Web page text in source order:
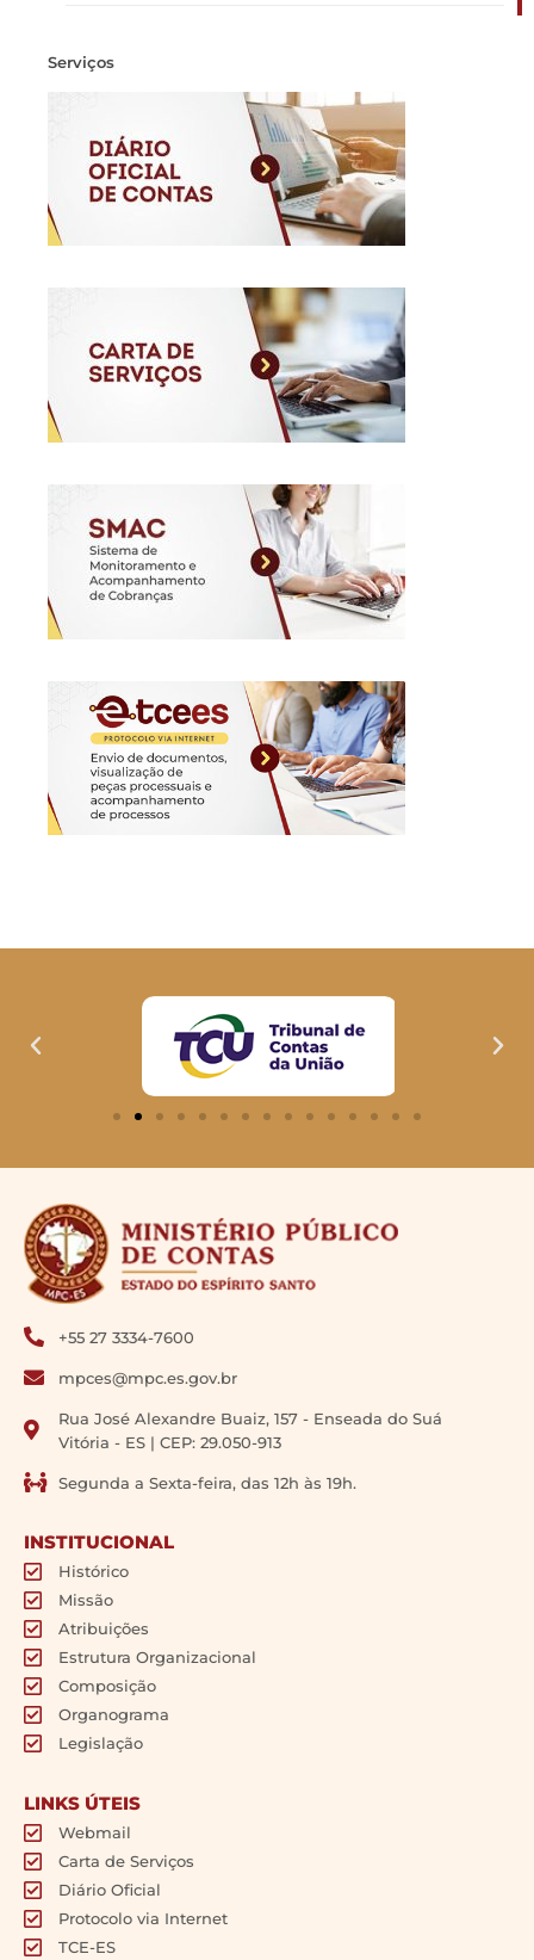
Serviços
+55 27 3334-7600
mpces@mpc.es.gov.br
Rua José Alexandre Buaiz, 157 - Enseada do Suá
Vitória - ES | CEP: 29.050-913
Segunda a Sexta-feira, das 12h às 19h.
INSTITUCIONAL
Histórico
Missão
Atribuições
Estrutura Organizacional
Composição
Organograma
Legislação
LINKS ÚTEIS
Webmail
Carta de Serviços
Diário Oficial
Protocolo via Internet
TCE-ES